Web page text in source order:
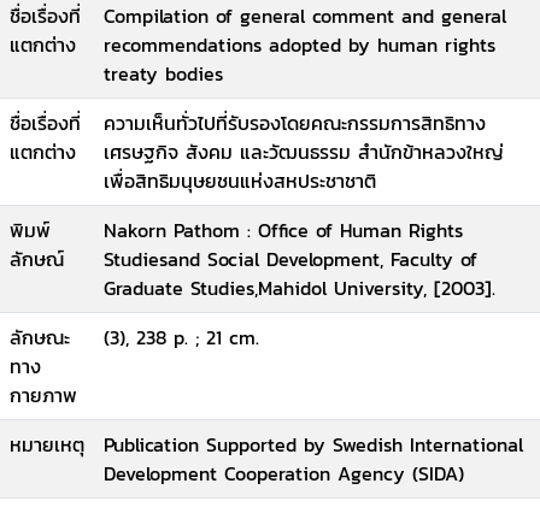
ชื่อเรื่องที่
แตกต่าง
Compilation of general comment and general
recommendations adopted by human rights
treaty bodies
ชื่อเรื่องที่
แตกต่าง
ความเห็นทั่วไปที่รับรองโดยคณะกรรมการสิทธิทาง
เศรษฐกิจ สังคม และวัฒนธรรม สำนักข้าหลวงใหญ่
เพื่อสิทธิมนุษยชนแห่งสหประชาชาติ
พิมพ์
ลักษณ์
Nakorn Pathom : Office of Human Rights
Studiesand Social Development, Faculty of
Graduate Studies,Mahidol University, [2003].
ลักษณะ
ทาง
กายภาพ
(3), 238 p. ; 21 cm.
หมายเหตุ
Publication Supported by Swedish International
Development Cooperation Agency (SIDA)